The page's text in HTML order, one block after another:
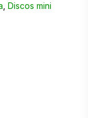
Discos mini